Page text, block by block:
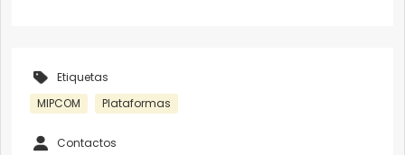
Etiquetas
MIPCOM
Plataformas
Contactos